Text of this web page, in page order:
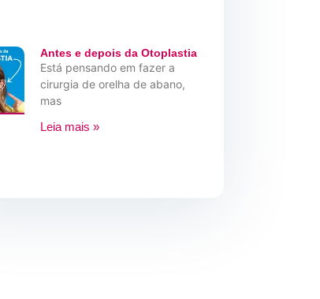
Antes e depois da Otoplastia
Está pensando em fazer a
cirurgia de orelha de abano,
mas
Leia mais »